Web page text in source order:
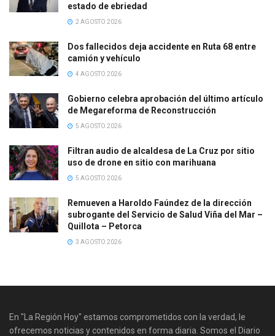
estado de ebriedad
2 AGOSTO 2026
Dos fallecidos deja accidente en Ruta 68 entre
camión y vehículo
4 AGOSTO 2026
Gobierno celebra aprobación del último artículo
de Megareforma de Reconstrucción
5 AGOSTO 2026
Filtran audio de alcaldesa de La Cruz por sitio
uso de drone en sitio con marihuana
5 AGOSTO 2026
Remueven a Haroldo Faúndez de la dirección
subrogante del Servicio de Salud Viña del Mar –
Quillota – Petorca
3 AGOSTO 2026
En "La Región Hoy" estamos comprometidos con la verdad, le
ofrecemos noticias y contenidos en forma diaria. Somos el Diario